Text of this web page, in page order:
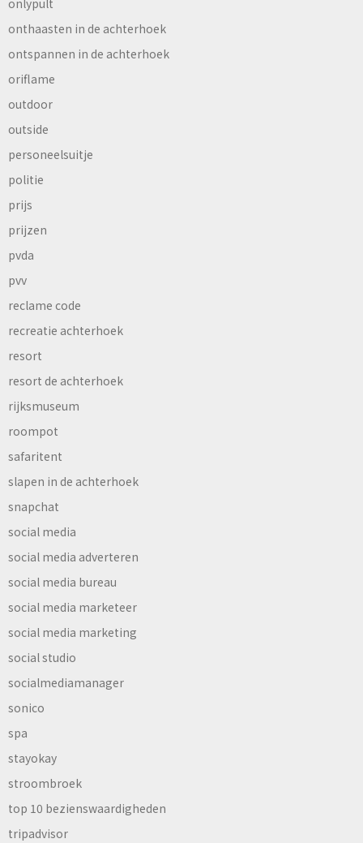
onlypult
onthaasten in de achterhoek
ontspannen in de achterhoek
oriflame
outdoor
outside
personeelsuitje
politie
prijs
prijzen
pvda
pvv
reclame code
recreatie achterhoek
resort
resort de achterhoek
rijksmuseum
roompot
safaritent
slapen in de achterhoek
snapchat
social media
social media adverteren
social media bureau
social media marketeer
social media marketing
social studio
socialmediamanager
sonico
spa
stayokay
stroombroek
top 10 bezienswaardigheden
tripadvisor